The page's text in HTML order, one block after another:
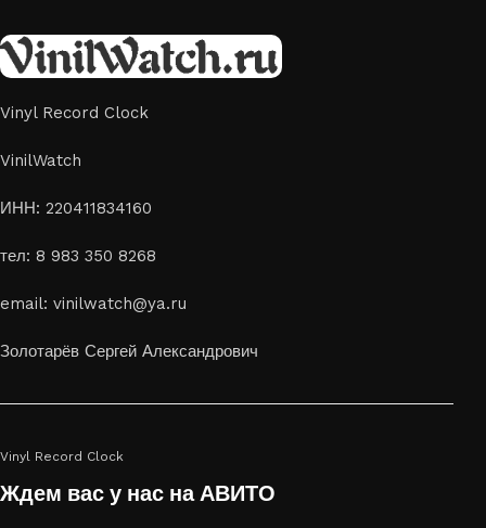
Vinyl Record Clock
VinilWatch
ИНН: 220411834160
тел: 8 983 350 8268
email: vinilwatch@ya.ru
Золотарёв Сергей Александрович
Vinyl Record Clock
Ждем вас у нас на АВИТО